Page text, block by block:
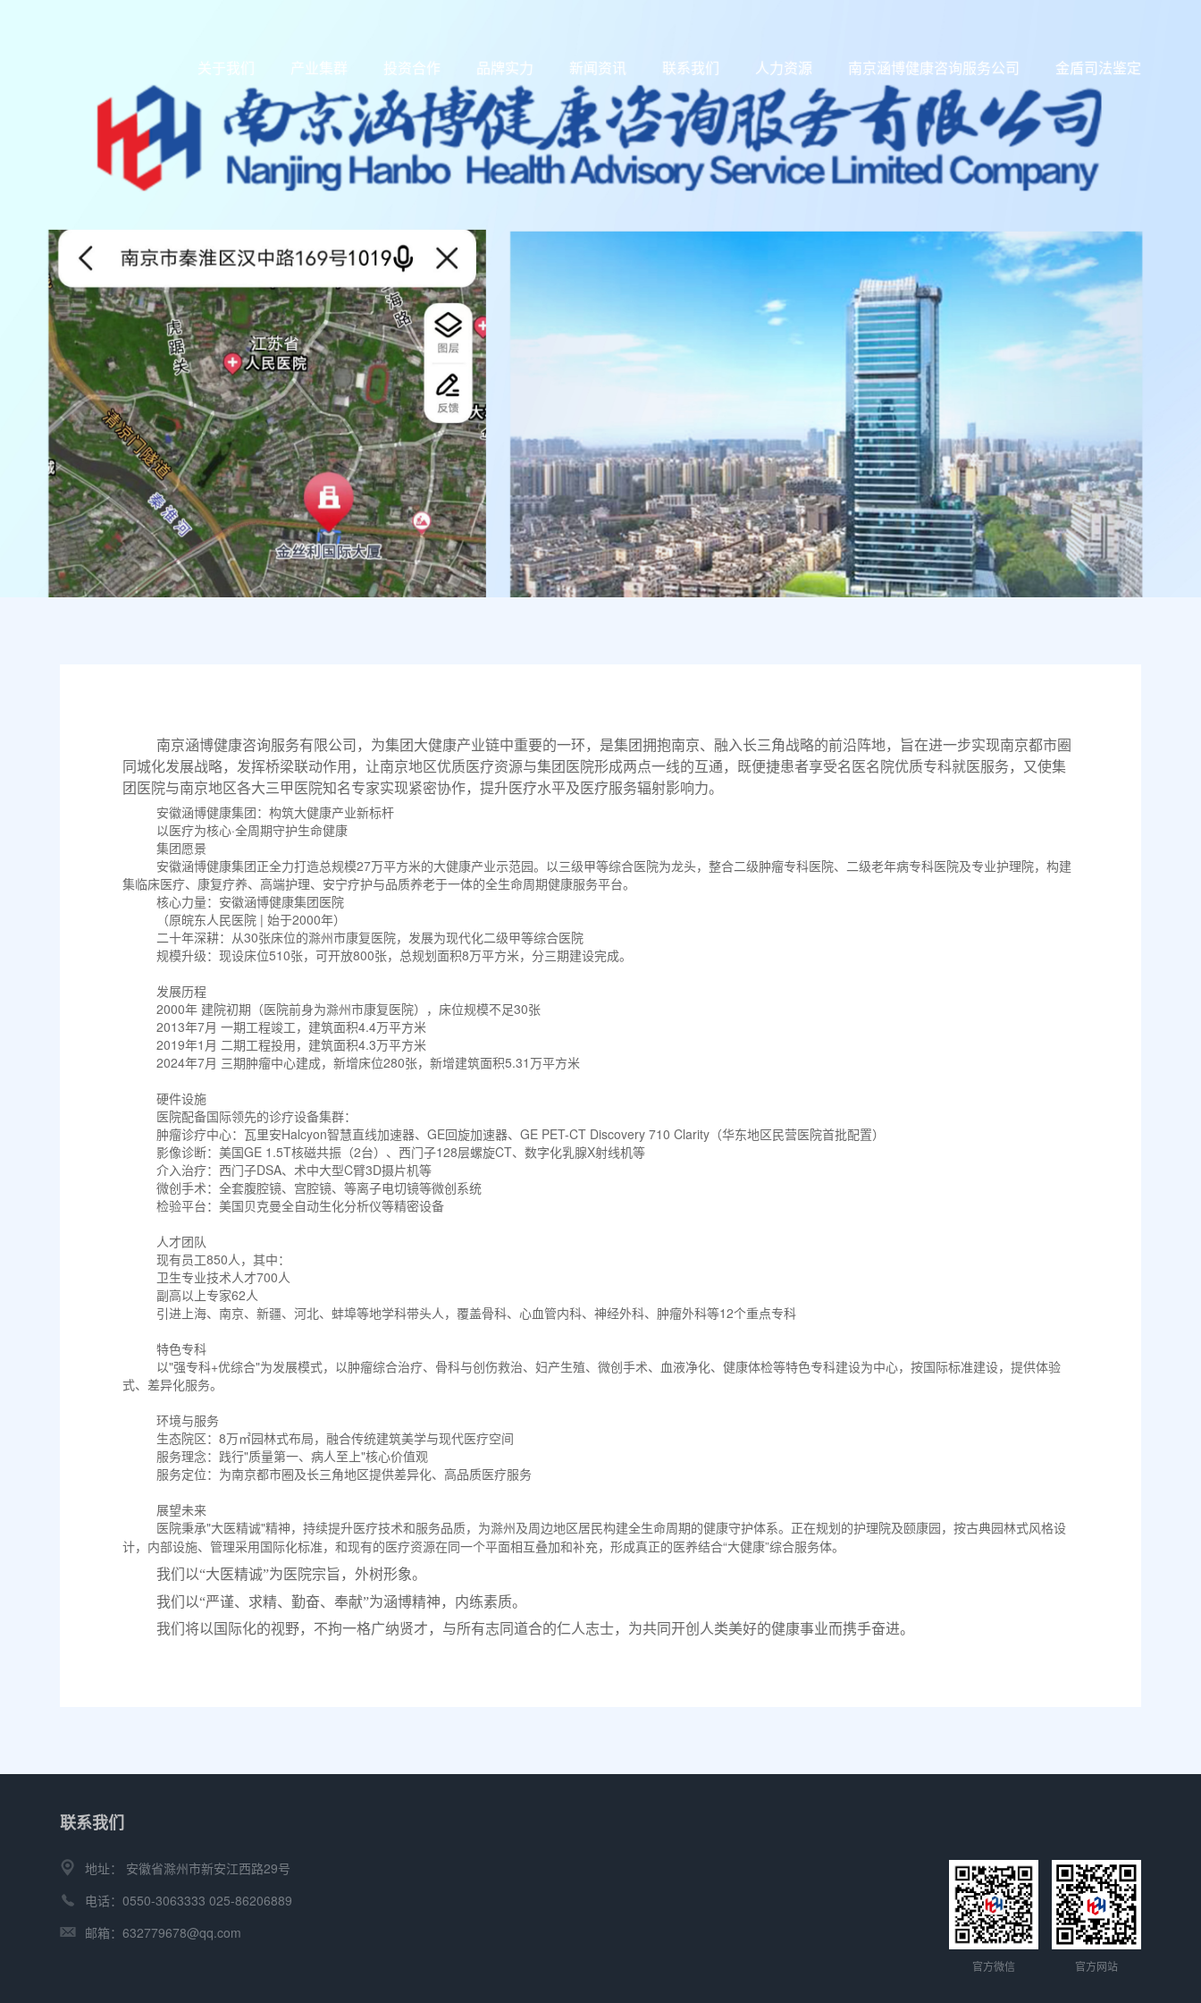
关于我们 产业集群 投资合作 品牌实力 新闻资讯 联系我们 人力资源 南京涵博健康咨询服务公司 金盾司法鉴定
南京涵博健康咨询服务有限公司，为集团大健康产业链中重要的一环，是集团拥抱南京、融入长三角战略的前沿阵地，旨在进一步实现南京都市圈
同城化发展战略， 发挥桥梁联动作用，让南京地区优质医疗资源与集团医院形成两点一线的互通，既便捷患者享受名医名院优质专科就医服务，又使集
团医院与南京地区各大三甲医院知名专家实现紧密协作，提升医疗水平及医疗服务辐射影响力。
安徽涵博健康集团：构筑大健康产业新标杆
以医疗为核心·全周期守护生命健康
集团愿景
安徽涵博健康集团正全力打造总规模27万平方米的大健康产业示范园。以三级甲等综合医院为龙头，整合二级肿瘤专科医院、二级老年病专科医院及专业护理院，构建
集临床医疗、康复疗养、高端护理、安宁疗护与品质养老于一体的全生命周期健康服务平台。
核心力量：安徽涵博健康集团医院
（原皖东人民医院 | 始于2000年）
二十年深耕：从30张床位的滁州市康复医院，发展为现代化二级甲等综合医院
规模升级：现设床位510张，可开放800张，总规划面积8万平方米， 分三期建设完成。
发展历程
2000年 建院初期（医院前身为滁州市康复医院），床位规模不足30张
2013年7月 一期工程竣工，建筑面积4.4万平方米
2019年1月 二期工程投用，建筑面积4.3万平方米
2024年7月 三期肿瘤中心建成，新增床位280张， 新增建筑面积5.31万平方米
硬件设施
医院配备国际领先的诊疗设备集群：
肿瘤诊疗中心：瓦里安Halcyon智慧直线加速器、GE回旋加速器、GE PET-CT Discovery 710 Clarity（华东地区民营医院首批配置）
影像诊断：美国GE 1.5T核磁共振（2台）、西门子128层螺旋CT、数字化乳腺X射线机等
介入治疗：西门子DSA、术中大型C臂3D摄片机等
微创手术：全套腹腔镜、宫腔镜、等离子电切镜等微创系统
检验平台：美国贝克曼全自动生化分析仪等精密设备
人才团队
现有员工850人，其中：
卫生专业技术人才700人
副高以上专家62人
引进上海、南京、新疆、河北、蚌埠等地学科带头人，覆盖骨科、心血管内科、神经外科、肿瘤外科等12个重点专科
特色专科
以"强专科+优综合"为发展模式，以肿瘤综合治疗、骨科与创伤救治、妇产生殖、微创手术、血液净化、健康体检等特色专科建设为中心，按国际标准建设，提供体验
式、差异化服务。
环境与服务
生态院区：8万㎡园林式布局，融合传统建筑美学与现代医疗空间
服务理念：践行"质量第一、病人至上"核心价值观
服务定位：为南京都市圈及长三角地区提供差异化、高品质医疗服务
展望未来
医院秉承"大医精诚"精神，持续提升医疗技术和服务品质，为滁州及周边地区居民构建全生命周期的健康守护体系。正在规划的护理院及颐康园，按古典园林式风格设
计，内部设施、管理采用国际化标准，和现有的医疗资源在同一个平面相互叠加和补充，形成真正的医养结合“大健康”综合服务体。
我们以“大医精诚”为医院宗旨，外树形象。
我们以“严谨、求精、勤奋、奉献”为涵博精神，内练素质。
我们将以国际化的视野，不拘一格广纳贤才，与所有志同道合的仁人志士，为共同开创人类美好的健康事业而携手奋进。
联系我们
地址： 安徽省滁州市新安江西路29号
电话：0550-3063333 025-86206889
邮箱：632779678@qq.com
官方微信 官方网站